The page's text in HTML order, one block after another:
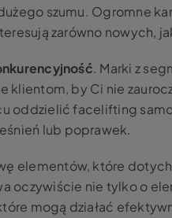
szumu. Ogromne
zarówno nowych,
. Marki z
klientom, by Ci nie
oddzielić facelifting
lub poprawek.
elementów, które
oczywiście nie tylko o
mogą działać